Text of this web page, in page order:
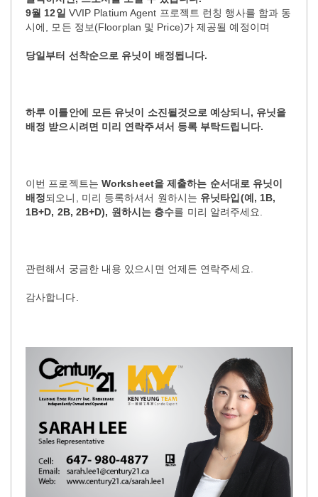
9월 12일 VVIP Platium Agent 프로젝트 런칭 행사를 함과 동
시에, 모든 정보(Floorplan 및 Price)가 제공될 예정이며
당일부터 선착순으로 유닛이 배정됩니다.
하루 이틀안에 모든 유닛이 소진될것으로 예상되니, 유닛을
배정 받으시려면 미리 연락주셔서 등록 부탁드립니다.
이번 프로젝트는 Worksheet을 제출하는 순서대로 유닛이
배정되오니, 미리 등록하셔서 원하시는 유닛타입(예, 1B,
1B+D, 2B, 2B+D), 원하시는 층수를 미리 알려주세요.
관련해서 궁금한 내용 있으시면 언제든 연락주세요.
감사합니다.